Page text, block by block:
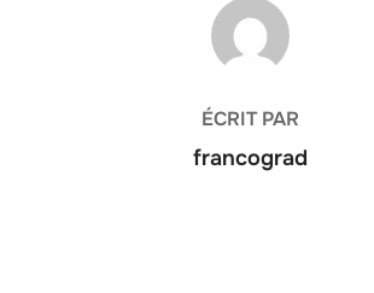
AUTEUR DE LA PUBLICATION
ÉCRIT PAR
francograd